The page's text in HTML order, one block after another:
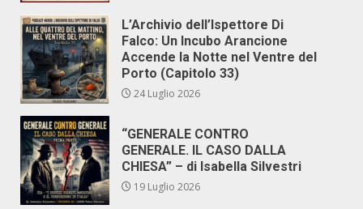
L’Archivio dell’Ispettore Di
Falco: Un Incubo Arancione
Accende la Notte nel Ventre del
Porto (Capitolo 33)
24 Luglio 2026
“GENERALE CONTRO
GENERALE. IL CASO DALLA
CHIESA” – di Isabella Silvestri
19 Luglio 2026